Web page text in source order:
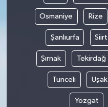
Osmaniye Rize
Şanlıurfa Siirt
Şırnak Tekirdağ
Tunceli Uşak
Yozgat